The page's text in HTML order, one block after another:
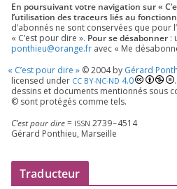
En pour­sui­vant votre navi­ga­tion sur «
l’utilisation des tra­ceurs liés au
d’a­bon­nés ne sont conser­vées que pour
« C’est pour dire ». Pour se désa­bon­ner :
ponthieu@​orange.​fr avec « Me
« C’est pour dire » ©2004by Gérard
licen­sed under CC BY-NC-ND 4.0
des­sins et docu­ments men­tion­nés sous
© sont pro­té­gés comme tels.
C’est pour dire= ISSN 2739–4514
Gérard Ponthieu, Marseille
Traducteur